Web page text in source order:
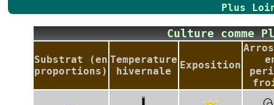
Plus
Culture
Substrat (en
proportions)
Temperature
hivernale
Exposition